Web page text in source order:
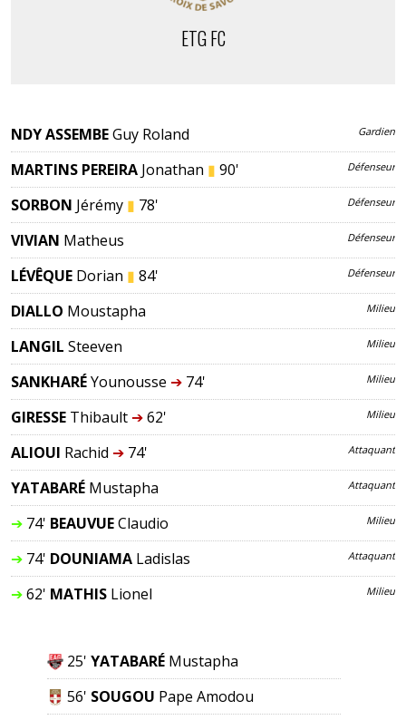
ETG FC
NDY ASSEMBEGuy Roland Gardien
MARTINS PEREIRA Jonathan ▮ 90' Défenseur
SORBON Jérémy ▮ 78' Défenseur
VIVIAN Matheus Défenseur
LÉVÊQUE Dorian ▮ 84' Défenseur
DIALLO Moustapha Milieu
LANGIL Steeven Milieu
SANKHARÉYounousse ➔74' Milieu
GIRESSE Thibault ➔62' Milieu
ALIOUI Rachid ➔74' Attaquant
YATABARÉ Mustapha Attaquant
➔74' BEAUVUEClaudio Milieu
➔74' DOUNIAMA Ladislas Attaquant
➔62' MATHIS Lionel Milieu
25' YATABARÉ Mustapha
56' SOUGOU Pape Amodou